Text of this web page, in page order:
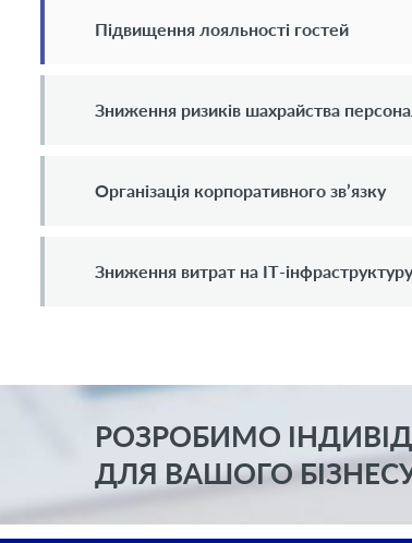
Підвищення лояльності гостей
Зниження ризиків шахрайства
Організація корпоративного зв’язку
Зниження витрат на ІТ-інфраструктуру
РОЗРОБИМО
ДЛЯ ВАШОГО